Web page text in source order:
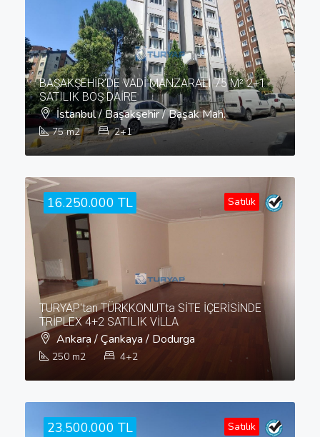
BAŞAKŞEHİR’DE VADİ MANZARALI 75 M² 2+1
SATILIK BOŞ DAİRE
75 m2 2+1
İstanbul / Başakşehir / Başak Mah.
16.250.000 TL Satılık
TURYAP'tan TÜRKKONUTta SİTE İÇERİSİNDE
TRİPLEX 4+2 SATILIK VİLLA
250 m2 4+2
Ankara / Çankaya / Dodurga
23.500.000 TL Satılık